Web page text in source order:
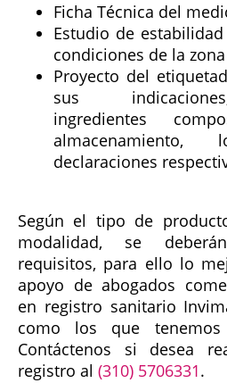
Ficha Técnica del
Estudio de
condiciones de la
Proyecto del
sus
ingredientes
almacenamiento,
declaraciones
Según el tipo de
modalidad, se
requisitos, para ello lo
apoyo de abogados
en registro sanitario
como los que
Contáctenos si desea
registro al (310) 5706331.